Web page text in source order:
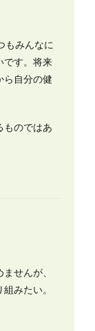
もみんなに
です。将来
ら自分の健
ものではあ
せんが、
みたい。